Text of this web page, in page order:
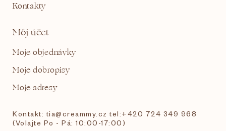
Kontakty
Môj účet
Moje objednávky
Moje dobropisy
Moje adresy
Kontakt: tia@creammy.cz tel:+420 724 349 968
(Volajte Po - Pá: 10:00-17:00)